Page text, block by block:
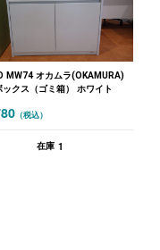
MW74 オカムラ(OKAMURA)
ックス（ゴミ箱） ホワイト
（税込）
在庫 1